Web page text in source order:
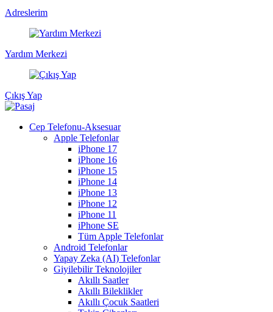
Adreslerim
Yardım Merkezi
Çıkış Yap
Cep Telefonu-Aksesuar
Apple Telefonlar
iPhone 17
iPhone 16
iPhone 15
iPhone 14
iPhone 13
iPhone 12
iPhone 11
iPhone SE
Tüm Apple Telefonlar
Android Telefonlar
Yapay Zeka (AI) Telefonlar
Giyilebilir Teknolojiler
Akıllı Saatler
Akıllı Bileklikler
Akıllı Çocuk Saatleri